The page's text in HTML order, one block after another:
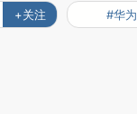
+关注 #华为